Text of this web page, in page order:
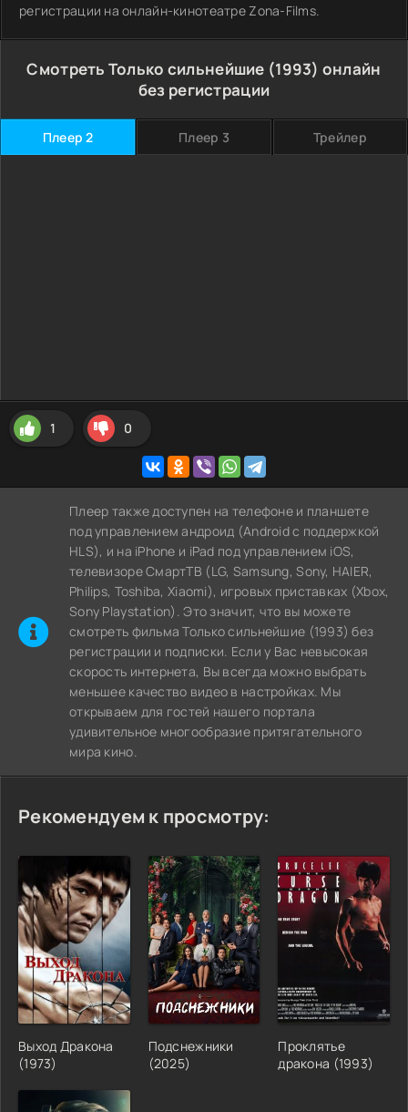
регистрации на онлайн-кинотеатре Zona-Films.
Смотреть Только сильнейшие (1993) онлайн
без регистрации
Плеер 2 Плеер 3 Трейлер
1 0
Плеер также доступен на телефоне и планшете
под управлением андроид (Android с поддержкой
HLS), и на iPhone и iPad под управлением iOS,
телевизоре СмартТВ (LG, Samsung, Sony, HAIER,
Philips, Toshiba, Xiaomi), игровых приставках (Xbox,
Sony Playstation). Это значит, что вы можете
cмотреть фильма Только сильнейшие (1993) без
регистрации и подписки. Если у Вас невысокая
скорость интернета, Вы всегда можно выбрать
меньшее качество видео в настройках. Мы
открываем для гостей нашего портала
удивительное многообразие притягательного
мира кино.
Рекомендуем к просмотру:
Выход Дракона
(1973)
Подснежники
(2025)
Проклятье
дракона (1993)